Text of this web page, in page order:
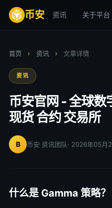
币安 资讯 关于平台
首页 › 资讯 › 文章详情
资讯
币安官网 - 全球数
现货 合约 交易所
B 币安 资讯团队· 2026年05月
什么是 Gamma 策略？